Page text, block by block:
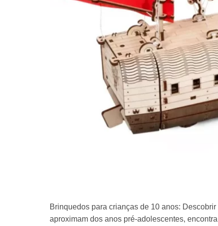
Brinquedos para crianças de 10 anos:
aproximam dos anos pré-adolescentes,